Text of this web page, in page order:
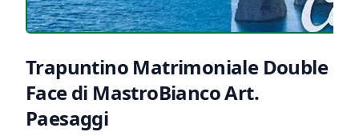
Trapuntino Matrimoniale Double
Face di MastroBianco Art.
Paesaggi